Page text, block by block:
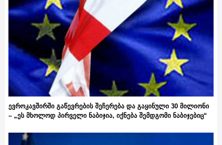
ევროკავშირში გაწევრების შეჩერება და გაყინული 30 მილიონი
– „ეს მხოლოდ პირველი ნაბიჯია, იქნება შემდგომი ნაბიჯებიც“